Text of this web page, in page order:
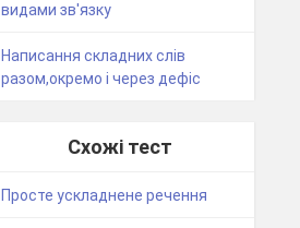
видами зв'язку
Написання складних слів
разом,окремо і через дефіс
Схожі тест
Просте ускладнене речення